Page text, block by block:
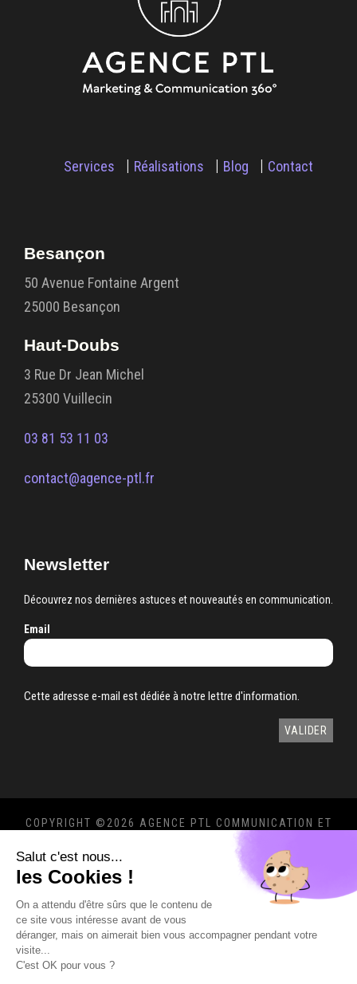
Services Réalisations Blog Contact
Besançon
50 Avenue Fontaine Argent
25000 Besançon
Haut-Doubs
3 Rue Dr Jean Michel
25300 Vuillecin
03 81 53 11 03
contact@agence-ptl.fr
Newsletter
Découvrez nos dernières astuces et nouveautés en communication.
Email
Cette adresse e-mail est dédiée à notre lettre d'information.
COPYRIGHT © 2026 AGENCE PTL COMMUNICATION ET
MENTIONS LÉGALES
POLITIQUE DE
CONFIDENTIALITÉ
Salut c'est nous...
les Cookies !
On a attendu d'être sûrs que le contenu de
ce site vous intéresse avant de vous
déranger, mais on aimerait bien vous accompagner pendant votre
visite...
C'est OK pour vous ?